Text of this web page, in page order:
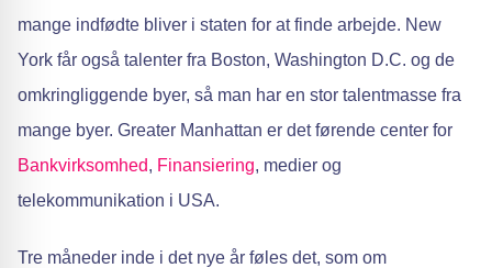
mange indfødte bliver i staten for at finde arbejde. New
York får også talenter fra Boston, Washington D.C. og de
omkringliggende byer, så man har en stor talentmasse fra
mange byer. Greater Manhattan er det førende center for
Bankvirksomhed, Finansiering, medier og
telekommunikation i USA.
Tre måneder inde i det nye år føles det, som om